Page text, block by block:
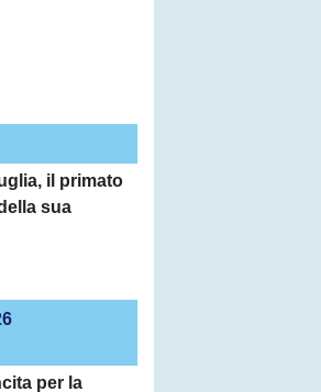
il primato
sua
per la